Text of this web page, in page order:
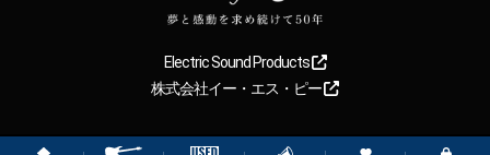
Electric Sound Products
株式会社イー・エス・ピー